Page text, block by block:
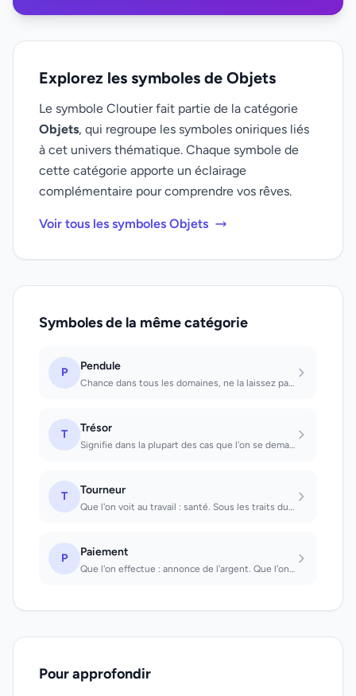
Explorez les symboles de Objets
Le symbole Cloutier fait partie de la catégorie
Objets, qui regroupe les symboles oniriques liés
à cet univers thématique. Chaque symbole de
cette catégorie apporte un éclairage
complémentaire pour comprendre vos rêves.
Voir tous les symboles Objets
Symboles de la même catégorie
P Pendule
Chance dans tous les domaines, ne la laissez pas passer
T Trésor
Signifie dans la plupart des cas que l'on se demande si la vie vaut la peine d'ê...
T Tourneur
Que l'on voit au travail : santé. Sous les traits duquel on se voit travailler :...
P Paiement
Que l'on effectue : annonce de l'argent. Que l'on reçoit : on recevra une factur...
Pour approfondir